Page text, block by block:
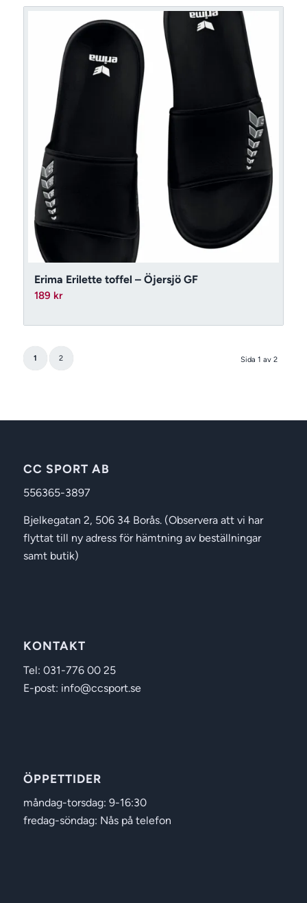
Erima Erilette toffel – Öjersjö GF
189 kr
Sida 1 av 2
1 2
CC SPORT AB
556365-3897
Bjelkegatan 2, 506 34 Borås. (Observera att vi har
flyttat till ny adress för hämtning av beställningar
samt butik)
KONTAKT
Tel: 031-776 00 25
E-post: info@ccsport.se
ÖPPETTIDER
måndag-torsdag: 9-16:30
fredag-söndag: Nås på telefon